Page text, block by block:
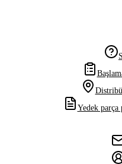
Yedek parça